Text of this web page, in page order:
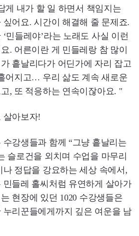
게 내가 할 일 하면서 책임지는
어요. 시간이 해결해 줄 문제죠.
민들레야’라는 노래도 사실 이런
. 어른이란 게 민들레랑 참 많이
흩날리다가 어딘가에 자리 잡고
어지고… 우리 삶도 계속 새로운
, 또 적응하는 연속이잖아요. "
살아보자!
강생들과 함께 “그냥 흩날리는
슬로건을 외치며 수업을 마무리
나 정답을 강요하는 세상 속에서,
민들레 홀씨처럼 유연하게 살아가
현장에 있던 1020 수강생들은
누리꾼들에게까지 깊은 여운을 남